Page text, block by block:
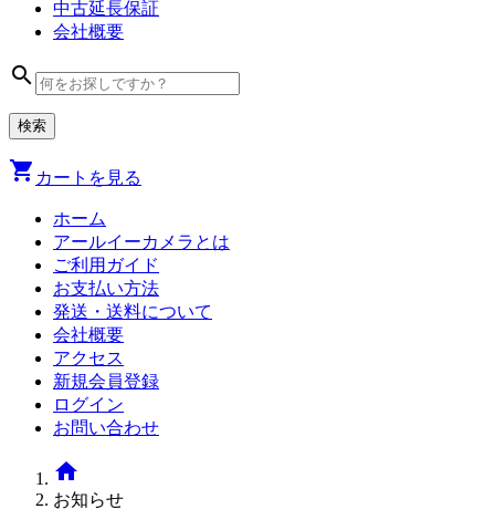
中古延長保証
会社概要
search
shopping_cart カートを見る
ホーム
アールイーカメラとは
ご利用ガイド
お支払い方法
発送・送料について
会社概要
アクセス
新規会員登録
ログイン
お問い合わせ
home
お知らせ